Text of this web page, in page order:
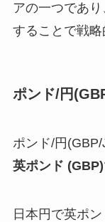
アの一つであ
することで戦略
ポンド/円
ポンド/円(GBP/
英ポンド (GBP)
日本円で英ポ